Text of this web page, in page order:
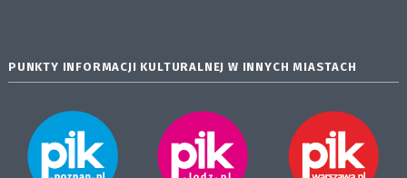
PUNKTY INFORMACJI KULTURALNEJ W INNYCH MIASTACH